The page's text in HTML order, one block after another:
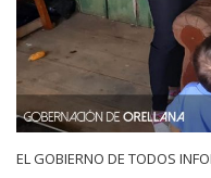
EL GOBIERNO DE TODOS